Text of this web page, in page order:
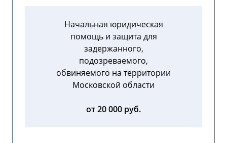
Начальная юридическая
помощь и защита для
задержанного,
подозреваемого,
обвиняемого на территории
Московской области
от 20 000 руб.